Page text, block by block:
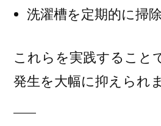
洗濯槽を定期的に掃
これらを実践すること
発生を大幅に抑えられ